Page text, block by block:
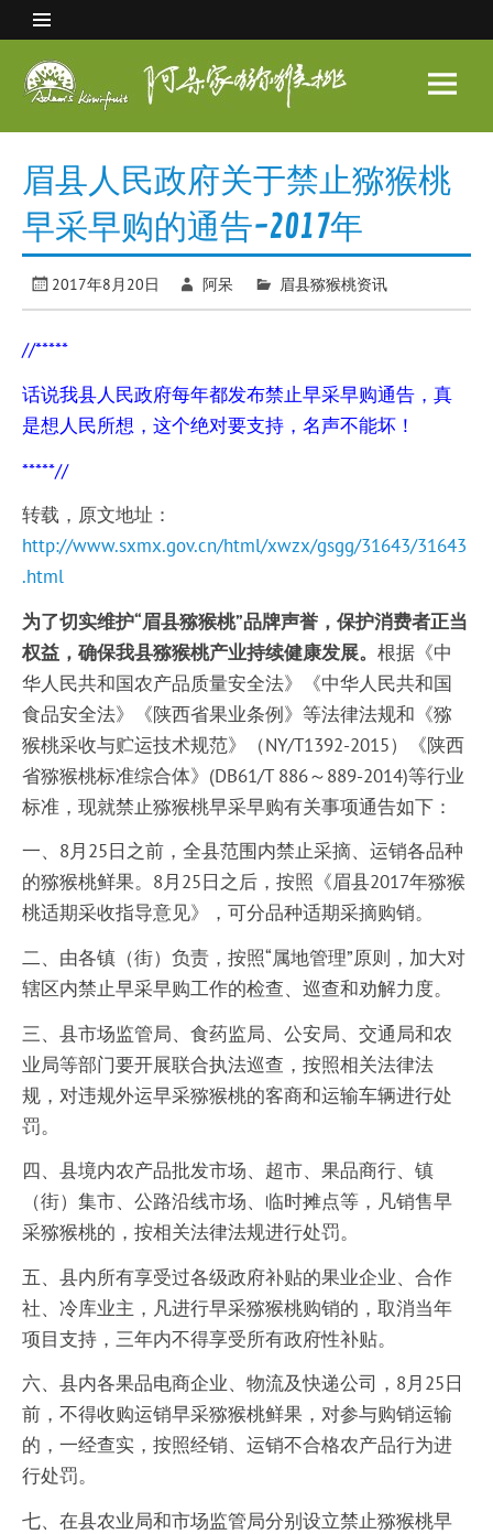
content
阿呆
家猕
猴桃
眉县人民政府关于禁止猕猴桃
早采早购的通告-2017年
2017年8月20日 阿呆 眉县猕猴桃资讯
//*****
话说我县人民政府每年都发布禁止早采早购通告，真
是想人民所想，这个绝对要支持，名声不能坏！
*****//
转载，原文地址：
http://www.sxmx.gov.cn/html/xwzx/gsgg/31643/31643
.html
为了切实维护“眉县猕猴桃”品牌声誉，保护消费者正当
权益，确保我县猕猴桃产业持续健康发展。根据《中
华人民共和国农产品质量安全法》《中华人民共和国
食品安全法》《陕西省果业条例》等法律法规和《猕
猴桃采收与贮运技术规范》（NY/T1392-2015）《陕西
省猕猴桃标准综合体》(DB61/T 886～889-2014)等行业
标准，现就禁止猕猴桃早采早购有关事项通告如下：
一、8月25日之前，全县范围内禁止采摘、运销各品种
的猕猴桃鲜果。8月25日之后，按照《眉县2017年猕猴
桃适期采收指导意见》，可分品种适期采摘购销。
二、由各镇（街）负责，按照“属地管理”原则，加大对
辖区内禁止早采早购工作的检查、巡查和劝解力度。
三、县市场监管局、食药监局、公安局、交通局和农
业局等部门要开展联合执法巡查，按照相关法律法
规，对违规外运早采猕猴桃的客商和运输车辆进行处
罚。
四、县境内农产品批发市场、超市、果品商行、镇
（街）集市、公路沿线市场、临时摊点等，凡销售早
采猕猴桃的，按相关法律法规进行处罚。
五、县内所有享受过各级政府补贴的果业企业、合作
社、冷库业主，凡进行早采猕猴桃购销的，取消当年
项目支持，三年内不得享受所有政府性补贴。
六、县内各果品电商企业、物流及快递公司，8月25日
前，不得收购运销早采猕猴桃鲜果，对参与购销运输
的，一经查实，按照经销、运销不合格农产品行为进
行处罚。
七、在县农业局和市场监管局分别设立禁止猕猴桃早